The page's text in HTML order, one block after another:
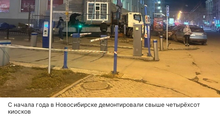
С начала года в Новосибирске демонтировали свыше четырёхсот
киосков